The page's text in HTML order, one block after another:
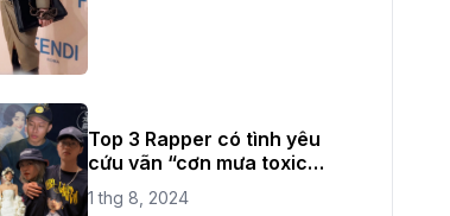
Top 3 Rapper có tình yêu
cứu vãn “cơn mưa toxic
love" thời gian vừa qua
1 thg 8, 2024